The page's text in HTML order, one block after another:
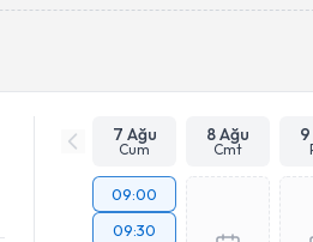
7 Ağu
Cum
8 Ağu
Cmt
09:00
09:30